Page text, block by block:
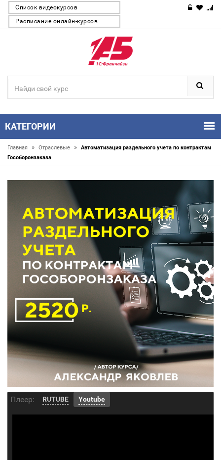
Список видеокурсов
Расписание онлайн-курсов
КАТЕГОРИИ
Главная » Отраслевые »
Автоматизация раздельного учета по контрактам
Гособоронзаказа
Плеер: RUTUBE Youtube